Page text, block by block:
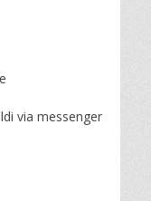
via messenger